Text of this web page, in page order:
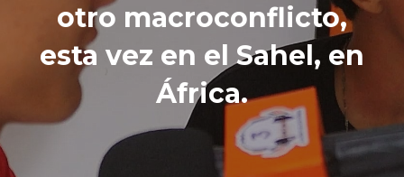
otro macroconflicto,
esta vez en el Sahel, en
África.